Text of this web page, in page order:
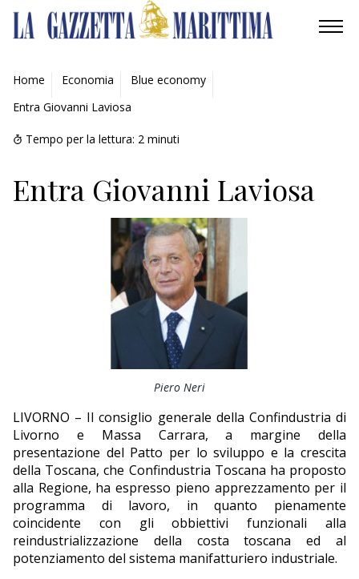
AMBIENTE
MOBILITÀ
INDUSTRIA
RICERCA
Home Economia
Blue economy
Entra Giovanni Laviosa
Tempo per la lettura: 2 minuti
Entra Giovanni Laviosa
Piero Neri
LIVORNO – Il consiglio generale della Confindustria di
Livorno e Massa Carrara, a margine della
presentazione del Patto per lo sviluppo e la crescita
della Toscana, che Confindustria Toscana ha proposto
alla Regione, ha espresso pieno apprezzamento per il
programma di lavoro, in quanto pienamente
coincidente con gli obbiettivi funzionali alla
reindustrializzazione della costa toscana ed al
potenziamento del sistema manifatturiero industriale.